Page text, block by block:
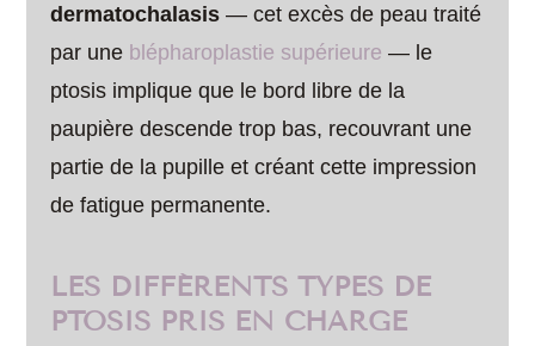
dermatochalasis — cet excès de peau traité
par une blépharoplastie supérieure — le
ptosis implique que le bord libre de la
paupière descende trop bas, recouvrant une
partie de la pupille et créant cette impression
de fatigue permanente.
LES DIFFÉRENTS TYPES DE
PTOSIS PRIS EN CHARGE